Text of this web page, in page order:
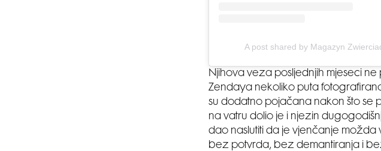
A post shared by Magazyn
Njihova veza posljednjih mjeseci
Zendaya nekoliko puta
su dodatno pojačana nakon što se
na vatru dolio je i njezin dugogodišnji
dao naslutiti da je vjenčanje
bez potvrda, bez demantiranja i